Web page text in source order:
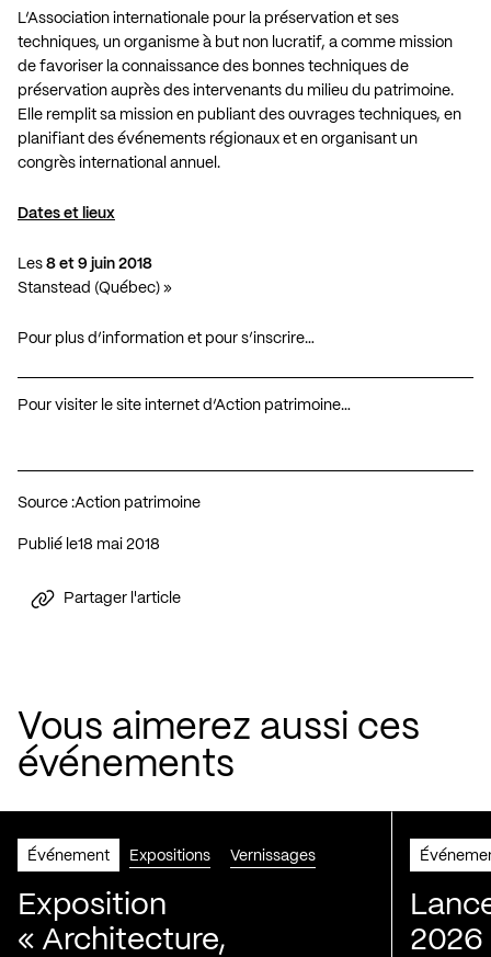
L’Association internationale pour la préservation et ses
techniques, un organisme à but non lucratif, a comme mission
de favoriser la connaissance des bonnes techniques de
préservation auprès des intervenants du milieu du patrimoine.
Elle remplit sa mission en publiant des ouvrages techniques, en
planifiant des événements régionaux et en organisant un
congrès international annuel.
Dates et lieux
Les 8 et 9 juin 2018
Stanstead (Québec) »
Pour plus d’information et pour s’inscrire…
Pour visiter le site internet d’Action patrimoine…
Source :Action patrimoine
Publié le 18 mai 2018
Partager l'article
Vous aimerez aussi ces
événements
Événement Expositions Vernissages
Exposition
« Architecture,
2026